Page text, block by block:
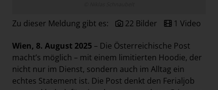
Raisin
Swiss Life Select
The Companion
The Hoxton
Zu dieser Meldung gibt es: 22 Bilder 1 Video
Wien, 8. August 2025 – Die Österreichische Post
macht’s möglich – mit einem limitierten Hoodie, der
nicht nur im Dienst, sondern auch im Alltag ein
echtes Statement ist. Die Post denkt den Ferialjob